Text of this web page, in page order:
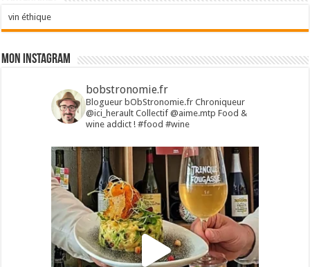
vin éthique
Mon Instagram
bobstronomie.fr
Blogueur bObStronomie.fr Chroniqueur
@ici_heraultCollectif @aime.mtp Food &
wine addict !#food #wine